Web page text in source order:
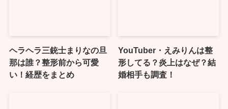
ヘラヘラ三銃士まりなの旦
那は誰？整形前から可愛
い！経歴をまとめ
YouTuber・えみりんは整
形してる？炎上はなぜ？結
婚相手も調査！